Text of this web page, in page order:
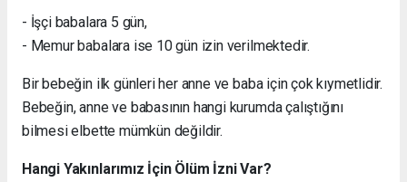
- İşçi babalara 5 gün,
- Memur babalara ise 10 gün izin verilmektedir.
Bir bebeğin ilk günleri her anne ve baba için çok kıymetlidir.
Bebeğin, anne ve babasının hangi kurumda çalıştığını
bilmesi elbette mümkün değildir.
Hangi Yakınlarımız İçin Ölüm İzni Var?